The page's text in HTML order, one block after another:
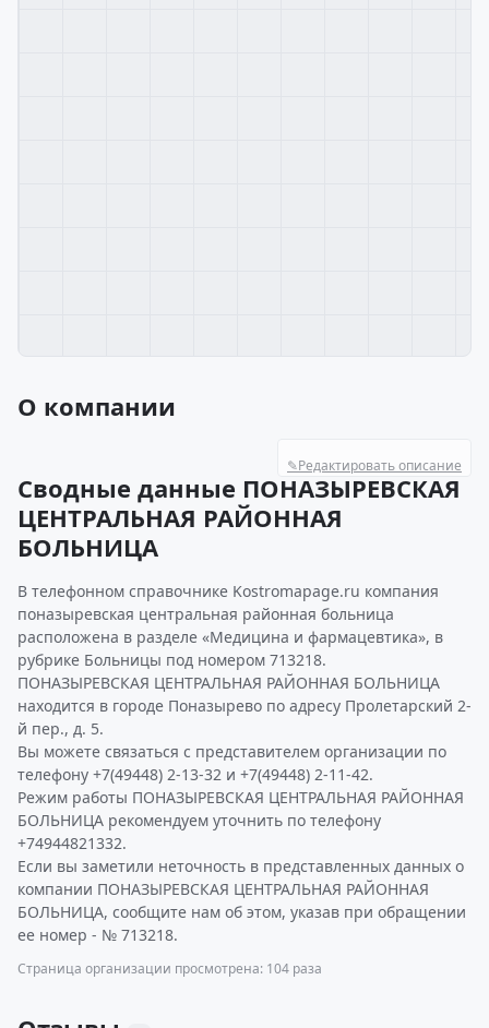
О компании
✎Редактировать описание
Сводные данные ПОНАЗЫРЕВСКАЯ
ЦЕНТРАЛЬНАЯ РАЙОННАЯ
БОЛЬНИЦА
В телефонном справочнике Kostromapage.ru компания
поназыревская центральная районная больница
расположена в разделе «Медицина и фармацевтика», в
рубрике Больницы под номером 713218.
ПОНАЗЫРЕВСКАЯ ЦЕНТРАЛЬНАЯ РАЙОННАЯ БОЛЬНИЦА
находится в городе Поназырево по адресу Пролетарский 2-
й пер., д. 5.
Вы можете связаться с представителем организации по
телефону +7(49448) 2-13-32 и +7(49448) 2-11-42.
Режим работы ПОНАЗЫРЕВСКАЯ ЦЕНТРАЛЬНАЯ РАЙОННАЯ
БОЛЬНИЦА рекомендуем уточнить по телефону
+74944821332.
Если вы заметили неточность в представленных данных о
компании ПОНАЗЫРЕВСКАЯ ЦЕНТРАЛЬНАЯ РАЙОННАЯ
БОЛЬНИЦА, сообщите нам об этом, указав при обращении
ее номер - № 713218.
Страница организации просмотрена: 104 раза